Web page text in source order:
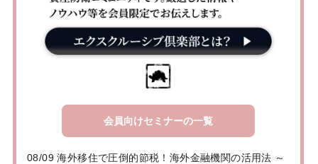
会員向けセミナーの一覧
08/09 海外移住で圧倒的節税！海外金融機関の活用法 ～